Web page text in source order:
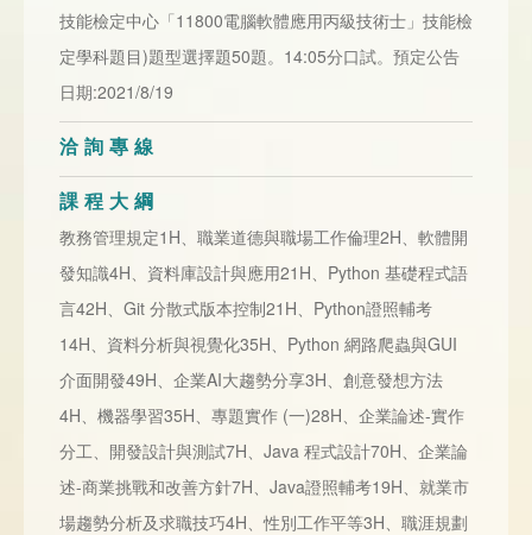
技能檢定中心「11800電腦軟體應用丙級技術士」技能檢
定學科題目)題型選擇題50題。14:05分口試。預定公告
日期:2021/8/19
洽詢專線
課程大綱
教務管理規定1H、職業道德與職場工作倫理2H、軟體開
發知識4H、資料庫設計與應用21H、Python 基礎程式語
言42H、Git 分散式版本控制21H、Python證照輔考
14H、資料分析與視覺化35H、Python 網路爬蟲與GUI
介面開發49H、企業AI大趨勢分享3H、創意發想方法
4H、機器學習35H、專題實作 (一)28H、企業論述-實作
分工、開發設計與測試7H、Java 程式設計70H、企業論
述-商業挑戰和改善方針7H、Java證照輔考19H、就業市
場趨勢分析及求職技巧4H、性別工作平等3H、職涯規劃